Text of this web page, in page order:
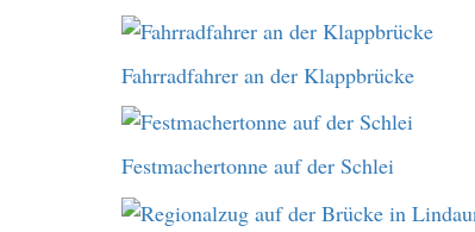
Fahrradfahrer an der Klappbrücke
Festmachertonne auf der Schlei